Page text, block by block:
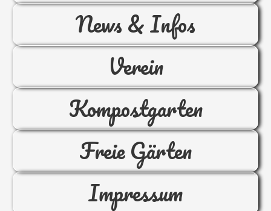
News & Infos
Verein
Kompostgarten
Freie Gärten
Impressum